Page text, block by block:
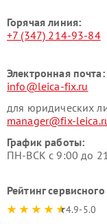
Горячая линия:
+7 (347) 214-93-84
Электронная почта:
info@leica-fix.ru
для юридических
manager@fix-
График работы:
ПН-ВСК с 9:00 до
Рейтинг
4.9-5.0